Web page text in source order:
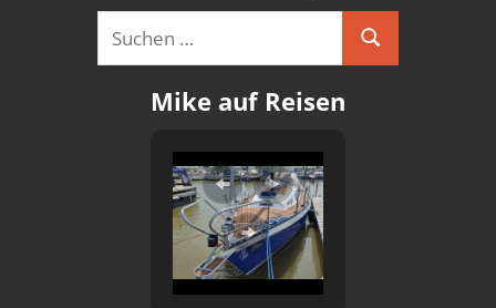
Suchen
Suchen
Mike auf Reisen